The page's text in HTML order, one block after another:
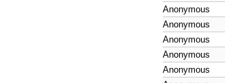
Anonymous
Anonymous
Anonymous
Anonymous
Anonymous